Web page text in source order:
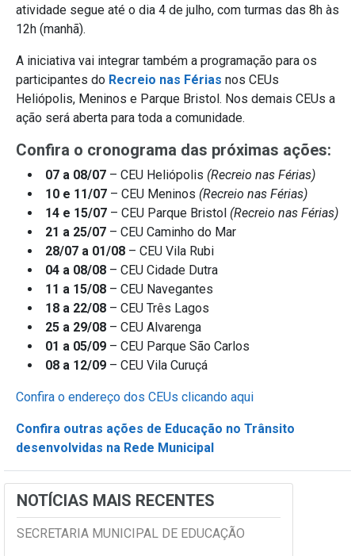
atividade segue até o dia 4 de julho, com turmas das 8h às
12h (manhã).
A iniciativa vai integrar também a programação para os
participantes do Recreio nas Férias nos CEUs
Heliópolis, Meninos e Parque Bristol. Nos demais CEUs a
ação será aberta para toda a comunidade.
Confira o cronograma das próximas ações:
07 a 08/07 – CEU Heliópolis (Recreio nas Férias)
10 e 11/07 – CEU Meninos (Recreio nas Férias)
14 e 15/07 – CEU Parque Bristol (Recreio nas Férias)
21 a 25/07 – CEU Caminho do Mar
28/07 a 01/08 – CEU Vila Rubi
04 a 08/08 – CEU Cidade Dutra
11 a 15/08 – CEU Navegantes
18 a 22/08 – CEU Três Lagos
25 a 29/08 – CEU Alvarenga
01 a 05/09 – CEU Parque São Carlos
08 a 12/09 – CEU Vila Curuçá
Confira o endereço dos CEUs clicando aqui
Confira outras ações de Educação no Trânsito
desenvolvidas na Rede Municipal
NOTÍCIAS MAIS RECENTES
SECRETARIA MUNICIPAL DE EDUCAÇÃO